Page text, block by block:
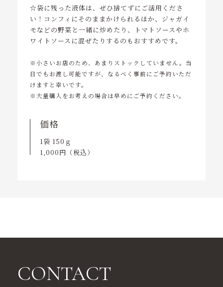
☆袋に残った液体は、ぜひ捨てずにご活用くださ
い！コンフィにそのままかけられるほか、ジャガイ
モなどの野菜と一緒に炒めたり、トマトソースやホ
ワイトソースに混ぜたりするのもおすすめです。
※小さいお店のため、あまりストックしていません。当
日でもお渡し可能ですが、なるべく事前にご予約いただ
けますと幸いです。
※大量購入をお考えの場合は早めにご予約ください。
価格
1袋 150ｇ
1,000円（税込）
CONTACT